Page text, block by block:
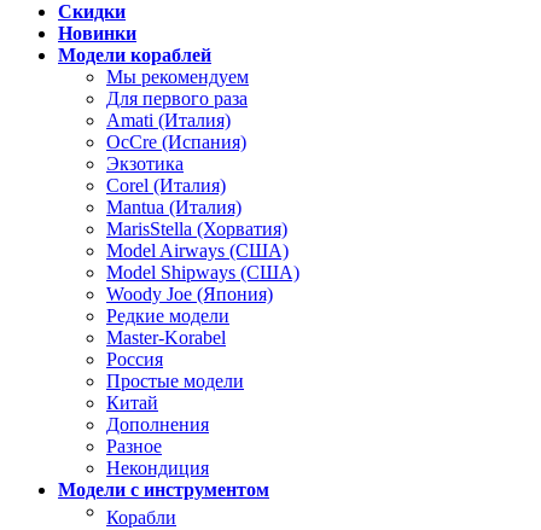
Скидки
Новинки
Модели кораблей
Мы рекомендуем
Для первого раза
Amati (Италия)
OcCre (Испания)
Экзотика
Corel (Италия)
Mantua (Италия)
MarisStella (Хорватия)
Model Airways (США)
Model Shipways (США)
Woody Joe (Япония)
Редкие модели
Master-Korabel
Россия
Простые модели
Китай
Дополнения
Разное
Некондиция
Модели с инструментом
Корабли